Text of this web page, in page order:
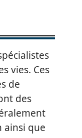
vies. Ces
de
des
ainsi que